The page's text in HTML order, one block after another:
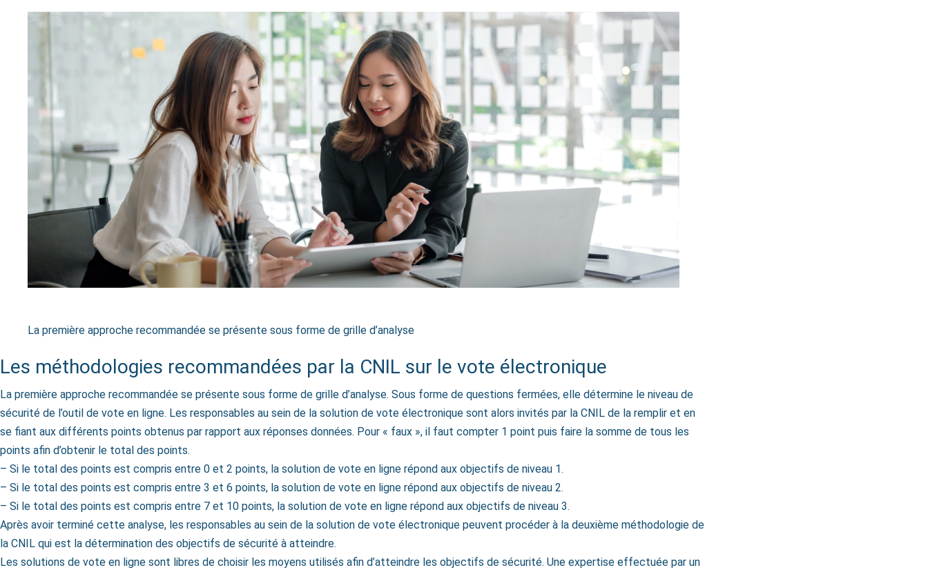
La première approche recommandée se présente sous forme de grille d’analyse
Les méthodologies recommandées par la CNIL sur le vote électronique
La première approche recommandée se présente sous forme de grille d’analyse. Sous forme de questions fermées, elle détermine le niveau de
sécurité de l’outil de vote en ligne. Les responsables au sein de la solution de vote électronique sont alors invités par la CNIL de la remplir et en
se fiant aux différents points obtenus par rapport aux réponses données. Pour « faux », il faut compter 1 point puis faire la somme de tous les
points afin d’obtenir le total des points.
– Si le total des points est compris entre 0 et 2 points, la solution de vote en ligne répond aux objectifs de niveau 1.
– Si le total des points est compris entre 3 et 6 points, la solution de vote en ligne répond aux objectifs de niveau 2.
– Si le total des points est compris entre 7 et 10 points, la solution de vote en ligne répond aux objectifs de niveau 3.
Après avoir terminé cette analyse, les responsables au sein de la solution de vote électronique peuvent procéder à la deuxième méthodologie de
la CNIL qui est la détermination des objectifs de sécurité à atteindre.
Les solutions de vote en ligne sont libres de choisir les moyens utilisés afin d’atteindre les objectifs de sécurité. Une expertise effectuée par un